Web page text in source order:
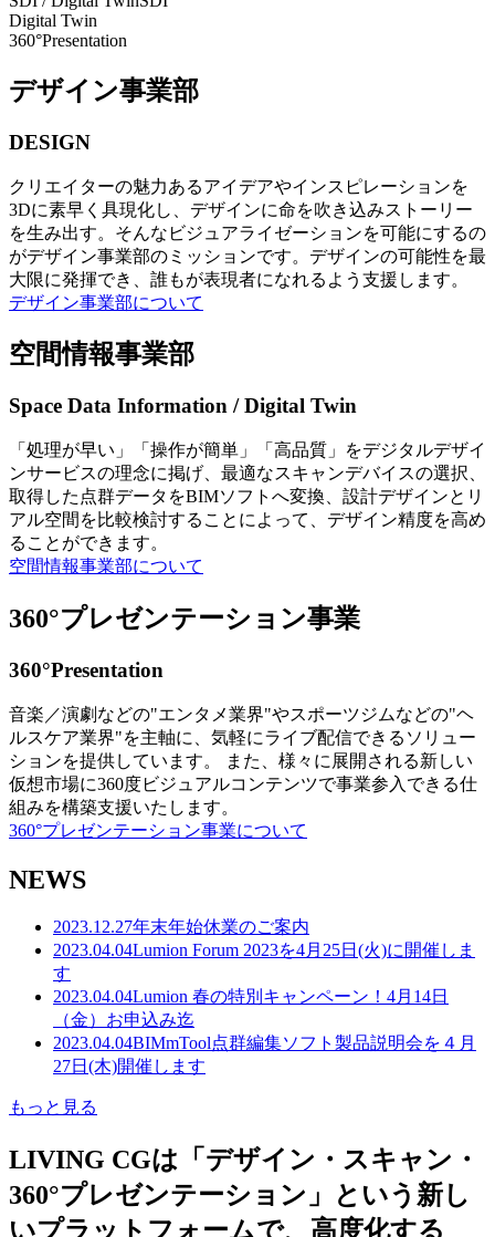
Digital Twin
360°Presentation
デザイン事業部
DESIGN
クリエイターの魅力あるアイデアやインスピレーションを
3Dに素早く具現化し、デザインに命を吹き込みストーリー
を生み出す。そんなビジュアライゼーションを可能にするの
がデザイン事業部のミッションです。デザインの可能性を最
大限に発揮でき、誰もが表現者になれるよう支援します。
デザイン事業部について
空間情報事業部
Space Data Information / Digital Twin
「処理が早い」「操作が簡単」「高品質」をデジタルデザイ
ンサービスの理念に掲げ、最適なスキャンデバイスの選択、
取得した点群データをBIMソフトへ変換、設計デザインとリ
アル空間を比較検討することによって、デザイン精度を高め
ることができます。
空間情報事業部について
360°プレゼンテーション事業
360°Presentation
音楽／演劇などの"エンタメ業界"やスポーツジムなどの"ヘ
ルスケア業界"を主軸に、気軽にライブ配信できるソリュー
ションを提供しています。 また、様々に展開される新しい
仮想市場に360度ビジュアルコンテンツで事業参入できる仕
組みを構築支援いたします。
360°プレゼンテーション事業について
NEWS
2023.12.27年末年始休業のご案内
2023.04.04Lumion Forum 2023を4月25日(火)に開催しま
す
2023.04.04Lumion 春の特別キャンペーン！4月14日
（金）お申込み迄
2023.04.04BIMmTool点群編集ソフト製品説明会を４月
27日(木)開催します
もっと見る
LIVING CGは「デザイン・スキャン・
360°プレゼンテーション」という新し
いプラットフォームで、高度化する